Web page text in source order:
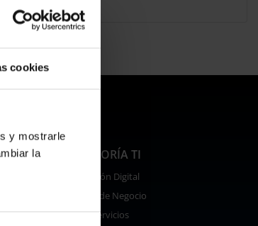
cookies
y mostrarle
la
CONSULTORÍA TI
Transformación Digital
Continuidad de Negocio
Gestión de Servicios